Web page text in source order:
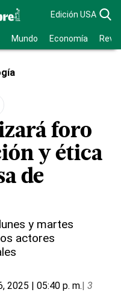
Edición USA
Mundo Economía
foro
y ética
de
y martes
actores
2025 | 05:40 p. m.| 3